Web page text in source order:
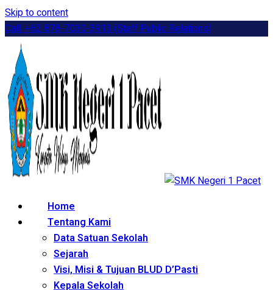
Skip to content
Call: +62 878-7030-3913 (Staff Public Relations)
Home
Tentang Kami
Data Satuan Sekolah
Sejarah
Visi, Misi & Tujuan BLUD D’Pasti
Kepala Sekolah